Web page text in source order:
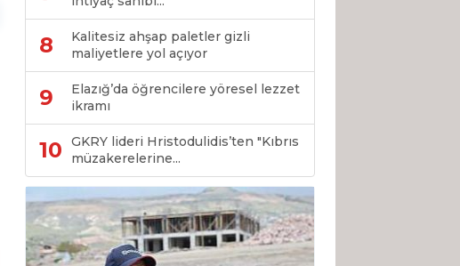
8
Kalitesiz ahşap paletler gizli
maliyetlere yol açıyor
9
Elazığ’da öğrencilere yöresel lezzet
ikramı
10
GKRY lideri Hristodulidis’ten "Kıbrıs
müzakerelerine...